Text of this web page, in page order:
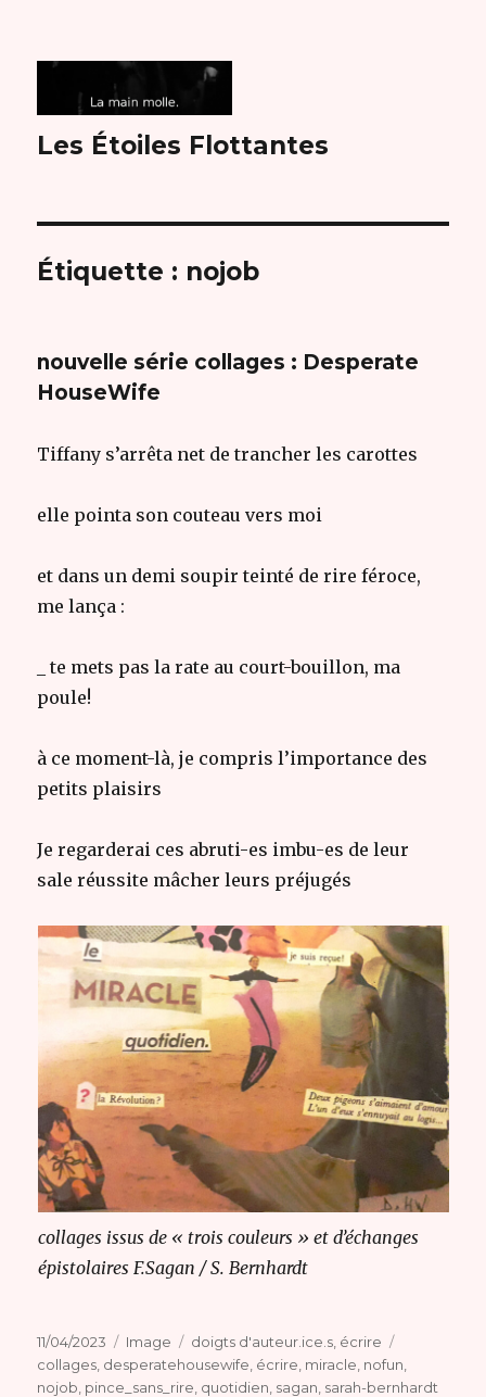
Les Étoiles Flottantes
Étiquette : nojob
nouvelle série collages : Desperate
HouseWife
Tiffany s’arrêta net de trancher les carottes
elle pointa son couteau vers moi
et dans un demi soupir teinté de rire féroce,
me lança :
_ te mets pas la rate au court-bouillon, ma
poule!
à ce moment-là, je compris l’importance des
petits plaisirs
Je regarderai ces abruti-es imbu-es de leur
sale réussite mâcher leurs préjugés
collages issus de « trois couleurs » et d’échanges
épistolaires F.Sagan / S. Bernhardt
Publié
le
11/04/2023 Format
Image Catégories
doigts d'auteur.ice.s écrire
collages desperatehousewife écrire miracle nofun
nojob pince_sans_rire quotidien sagan sarah-bernhardt